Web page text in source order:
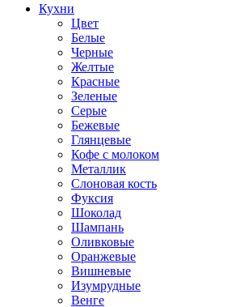
Кухни
Цвет
Белые
Черные
Желтые
Красные
Зеленые
Серые
Бежевые
Глянцевые
Кофе с молоком
Металлик
Слоновая кость
Фуксия
Шоколад
Шампань
Оливковые
Оранжевые
Вишневые
Изумрудные
Венге